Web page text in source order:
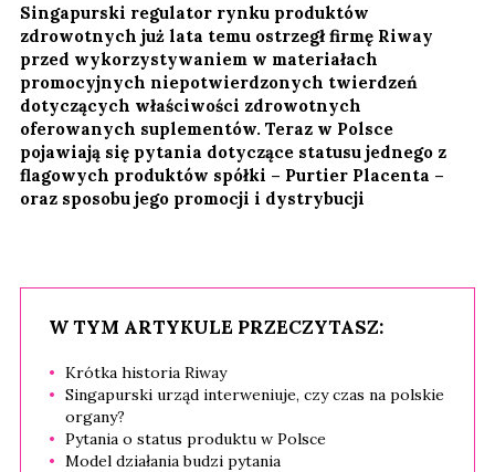
Singapurski regulator rynku produktów
zdrowotnych już lata temu ostrzegł firmę Riway
przed wykorzystywaniem w materiałach
promocyjnych niepotwierdzonych twierdzeń
dotyczących właściwości zdrowotnych
oferowanych suplementów. Teraz w Polsce
pojawiają się pytania dotyczące statusu jednego z
flagowych produktów spółki – Purtier Placenta –
oraz sposobu jego promocji i dystrybucji
W TYM ARTYKULE PRZECZYTASZ:
Krótka historia Riway
Singapurski urząd interweniuje, czy czas na polskie
organy?
Pytania o status produktu w Polsce
Model działania budzi pytania